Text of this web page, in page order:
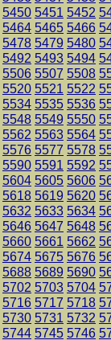
5450 5451 5452
5464 5465 5466
5478 5479 5480
5492 5493 5494
5506 5507 5508
5520 5521 5522
5534 5535 5536
5548 5549 5550
5562 5563 5564
5576 5577 5578
5590 5591 5592
5604 5605 5606
5618 5619 5620
5632 5633 5634
5646 5647 5648
5660 5661 5662
5674 5675 5676
5688 5689 5690
5702 5703 5704
5716 5717 5718
5730 5731 5732
5744 5745 5746